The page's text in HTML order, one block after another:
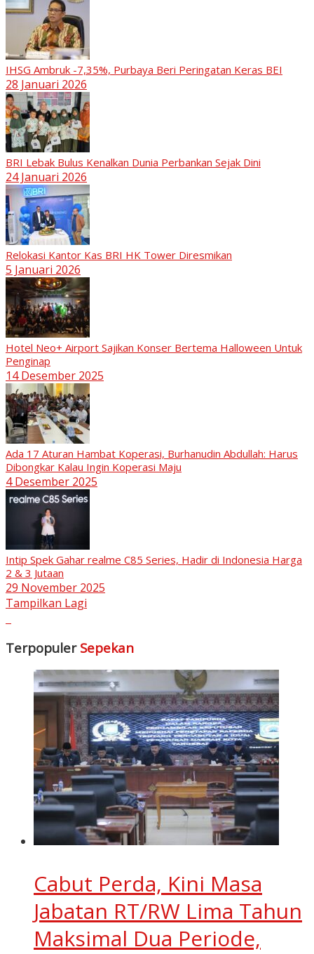
IHSG Ambruk -7,35%, Purbaya Beri Peringatan Keras BEI
28 Januari 2026
BRI Lebak Bulus Kenalkan Dunia Perbankan Sejak Dini
24 Januari 2026
Relokasi Kantor Kas BRI HK Tower Diresmikan
5 Januari 2026
Hotel Neo+ Airport Sajikan Konser Bertema Halloween Untuk
Penginap
14 Desember 2025
Ada 17 Aturan Hambat Koperasi, Burhanudin Abdullah: Harus
Dibongkar Kalau Ingin Koperasi Maju
4 Desember 2025
Intip Spek Gahar realme C85 Series, Hadir di Indonesia Harga
2 & 3 Jutaan
29 November 2025
Tampilkan Lagi
Terpopuler Sepekan
Cabut Perda, Kini Masa
Jabatan RT/RW Lima Tahun
Maksimal Dua Periode,